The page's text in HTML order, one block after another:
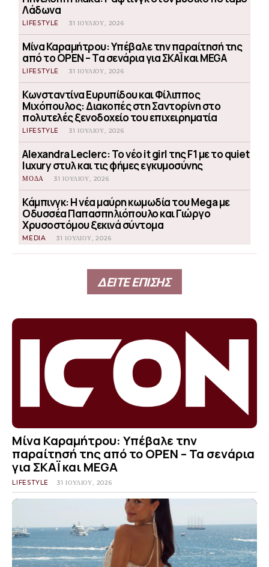
Λάδωνα
LIFESTYLE 31 ΙΟΥΛΊΟΥ, 2026
Μίνα Καραμήτρου: Υπέβαλε την παραίτησή της
από το OPEN – Τα σενάρια για ΣΚΑΪ και MEGA
LIFESTYLE 31 ΙΟΥΛΊΟΥ, 2026
Κωνσταντίνα Ευρυπίδου και Φίλιππος
Μιχόπουλος: Διακοπές στη Σαντορίνη στο
πολυτελές ξενοδοχείο του επιχειρηματία
LIFESTYLE 31 ΙΟΥΛΊΟΥ, 2026
Alexandra Leclerc: Το νέο it girl της F1 με το quiet
luxury στυλ και τις φήμες εγκυμοσύνης
ΜΟΔΑ 31 ΙΟΥΛΊΟΥ, 2026
Κάμπινγκ: Η νέα μαύρη κωμωδία του Mega με
Οδυσσέα Παπασπηλιόπουλο και Γιώργο
Χρυσοστόμου ξεκινά σύντομα
MEDIA 31 ΙΟΥΛΊΟΥ, 2026
ΔΕΙΤΕ ΕΠΙΣΗΣ
Μίνα Καραμήτρου: Υπέβαλε την
παραίτησή της από το OPEN – Τα σενάρια
για ΣΚΑΪ και MEGA
LIFESTYLE 31 ΙΟΥΛΊΟΥ, 2026